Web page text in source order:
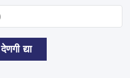
देणगी द्या